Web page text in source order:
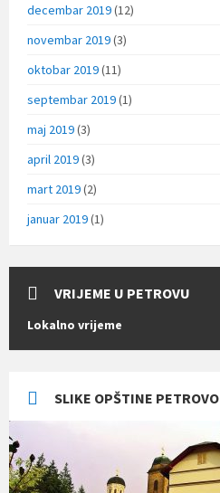
decembar 2019(12)
novembar 2019(3)
oktobar 2019(11)
septembar 2019(1)
maj 2019(3)
april 2019(3)
mart 2019(2)
januar 2019(1)
VRIJEME U PETROVU
Lokalno vrijeme
SLIKE OPŠTINE PETROVO